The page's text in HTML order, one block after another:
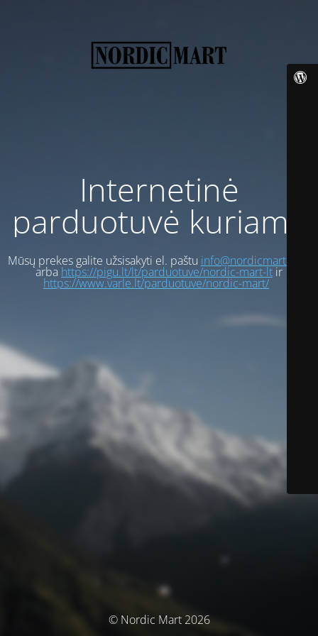
Internetinė
parduotuvė kuriama
Mūsų prekes galite užsisakyti el. paštu info@nordicmart.com
arba https://pigu.lt/lt/parduotuve/nordic-mart-ltir
https://www.varle.lt/parduotuve/nordic-mart/
© Nordic Mart 2026